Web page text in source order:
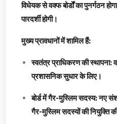
विधेयक से वक्फ बोर्डों का पुनर्गठन
पारदर्शी होगी।
मुख्य प्रावधानों में शामिल हैं:
स्वतंत्र प्राधिकरण की स्थापना:
प्रशासनिक सुधार के लिए।
बोर्ड में गैर-मुस्लिम सदस्य: नए
गैर-मुस्लिम सदस्यों की नियुक्ति